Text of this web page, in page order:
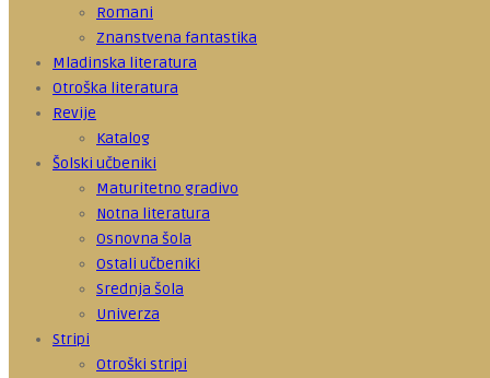
Romani
Znanstvena fantastika
Mladinska literatura
Otroška literatura
Revije
Katalog
Šolski učbeniki
Maturitetno gradivo
Notna literatura
Osnovna šola
Ostali učbeniki
Srednja šola
Univerza
Stripi
Otroški stripi